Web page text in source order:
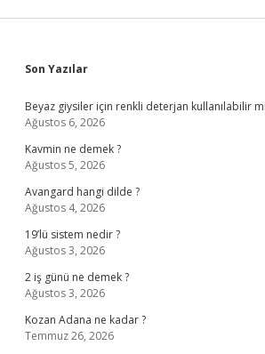
Sidebar
Son Yazılar
Beyaz giysiler için renkli deterjan kullanılabilir
Ağustos 6, 2026
Kavmin ne demek ?
Ağustos 5, 2026
Avangard hangi dilde ?
Ağustos 4, 2026
19’lü sistem nedir ?
Ağustos 3, 2026
2 iş günü ne demek ?
Ağustos 3, 2026
Kozan Adana ne kadar ?
Temmuz 26, 2026